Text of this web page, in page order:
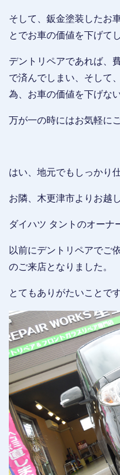
そして、鈑金塗装したお
とでお車の価値を下げて
デントリペアであれば、
で済んでしまい、そして
為、お車の価値を下げな
万が一の時にはお気軽に
はい、地元でもしっかり
お隣、木更津市よりお越
ダイハツ タントのオーナ
以前にデントリペアでご
のご来店となりました。
とてもありがたいことで